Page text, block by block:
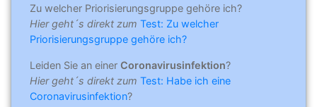
Zu welcher Priorisierungsgruppe gehöre ich?
Hier geht´s direkt zum Test: Zu welcher
Priorisierungsgruppe gehöre ich?
Leiden Sie an einer Coronavirusinfektion?
Hier geht´s direkt zum Test: Habe ich eine
Coronavirusinfektion?